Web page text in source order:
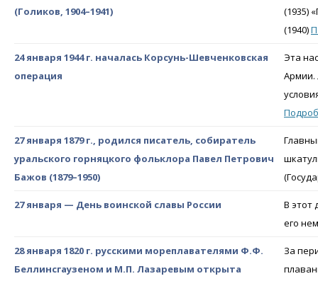
(Голиков, 1904–1941)
(1935)
(1940)
24 января 1944 г. началась Корсунь-Шевченковская
операция
Эта
Армии.
27 января 1879 г., родился писатель, собиратель
уральского горняцкого фольклора Павел Петрович
Бажов (1879–1950)
27 января — День воинской славы России
В этот
его
28 января 1820 г. русскими мореплавателями Ф.Ф.
Беллинсгаузеном и М.П. Лазаревым открыта
За